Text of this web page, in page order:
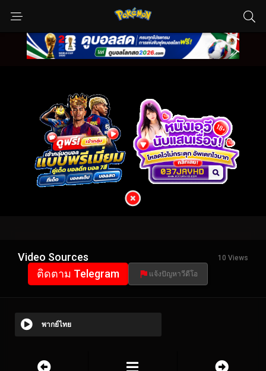
Video Sources 10 Views
ติดตาม Telegram แจ้งปัญหาวีดีโอ
พากย์ไทย